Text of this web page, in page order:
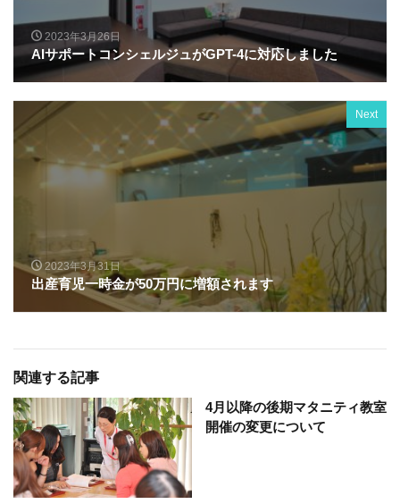
2023年3月26日
AIサポートコンシェルジュがGPT-4に対応しました
Next
2023年3月31日
出産育児一時金が50万円に増額されます
関連する記事
4月以降の後期マタニティ教室
開催の変更について